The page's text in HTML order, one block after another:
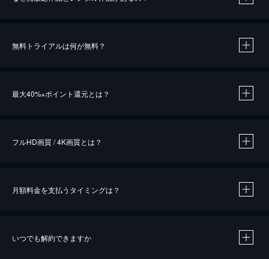
無料トライアルは何が無料？
最大40%※ポイント還元とは？
※40％ポイント還元の対象は、クレジットカード決済による作品の購入 / レンタルです。
フルHD画質 / 4K画質とは？
月額料金を支払うタイミングは？
いつでも解約できますか